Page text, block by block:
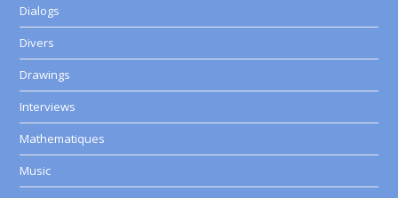
Dialogs
Divers
Drawings
Interviews
Mathematiques
Music